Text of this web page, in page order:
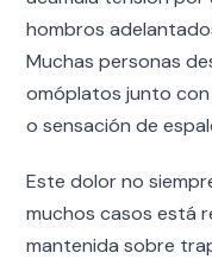
hombros
Muchas personas
omóplatos junto
o sensación de
Este dolor no
muchos casos está
mantenida sobre